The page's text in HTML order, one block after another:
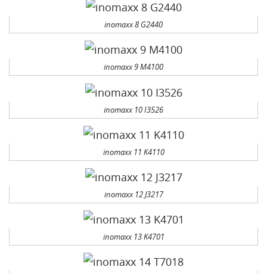
inomaxx 8 G2440
inomaxx 9 M4100
inomaxx 10 I3526
inomaxx 11 K4110
inomaxx 12 J3217
inomaxx 13 K4701